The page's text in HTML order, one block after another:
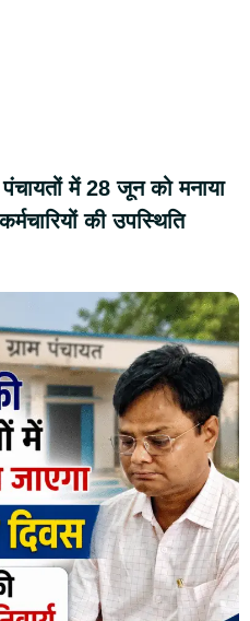
में 28 जून को मनाया
की उपस्थिति